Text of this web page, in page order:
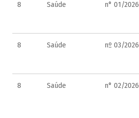
8 Saúde n° 01/2026
8 Saúde nº 03/2026
8 Saúde n° 02/2026